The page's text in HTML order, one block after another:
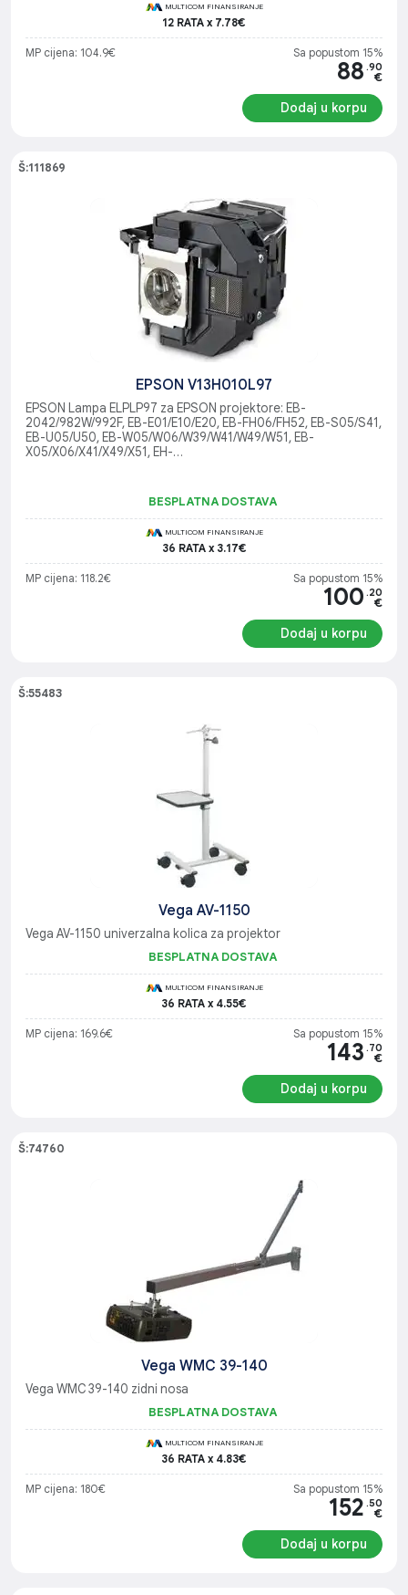
MULTICOM FINANSIRANJE
12 RATA x 7.78€
MP cijena: 104.9€ Sa popustom 15%
88 .90
€
Dodaj u korpu
Š:111869
EPSON V13H010L97
EPSON Lampa ELPLP97 za EPSON projektore: EB-
2042/982W/992F, EB-E01/E10/E20, EB-FH06/FH52, EB-S05/S41,
EB-U05/U50, EB-W05/W06/W39/W41/W49/W51, EB-
X05/X06/X41/X49/X51, EH-
BESPLATNA DOSTAVA
MULTICOM FINANSIRANJE
36 RATA x 3.17€
MP cijena: 118.2€ Sa popustom 15%
100 .20
€
Dodaj u korpu
Š:55483
Vega AV-1150
Vega AV-1150 univerzalna kolica za projektor
BESPLATNA DOSTAVA
MULTICOM FINANSIRANJE
36 RATA x 4.55€
MP cijena: 169.6€ Sa popustom 15%
143 .70
€
Dodaj u korpu
Š:74760
Vega WMC 39-140
Vega WMC 39-140 zidni nosa
BESPLATNA DOSTAVA
MULTICOM FINANSIRANJE
36 RATA x 4.83€
MP cijena: 180€ Sa popustom 15%
152 .50
€
Dodaj u korpu